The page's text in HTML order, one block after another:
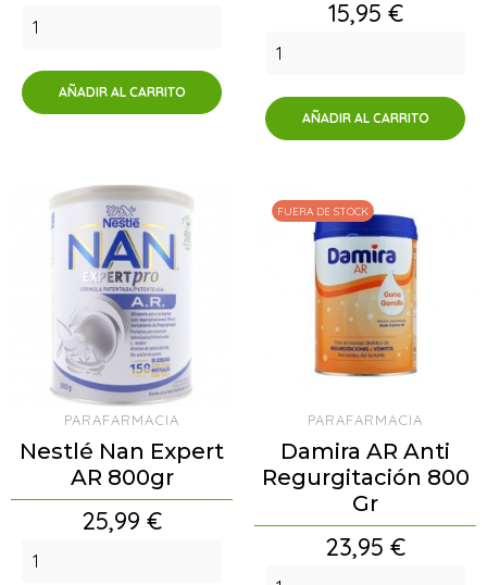
AÑADIR AL CARRITO
Precio
15,95 €
AÑADIR AL CARRITO
PARAFARMACIA
Nestlé Nan Expert
AR 800gr
Precio
25,99 €
PARAFARMACIA
Damira AR Anti
Regurgitación 800
Gr
Precio
23,95 €
FUERA DE STOCK